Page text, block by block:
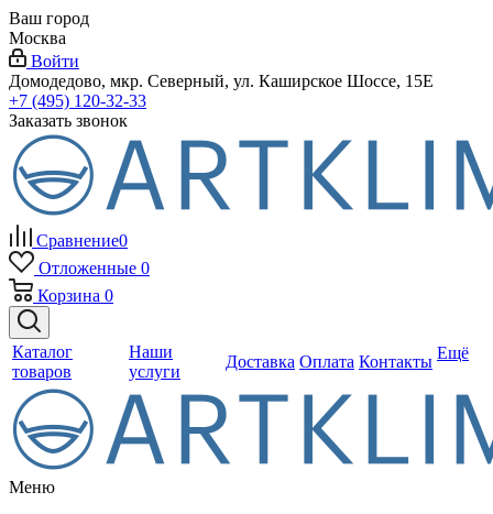
Ваш город
Москва
Войти
Домодедово, мкр. Северный, ул. Каширское Шоссе, 15Е
+7 (495) 120-32-33
Заказать звонок
Сравнение0
Отложенные 0
Корзина 0
Каталог
товаров
Наши
услуги
Доставка Оплата Контакты Ещё
Меню